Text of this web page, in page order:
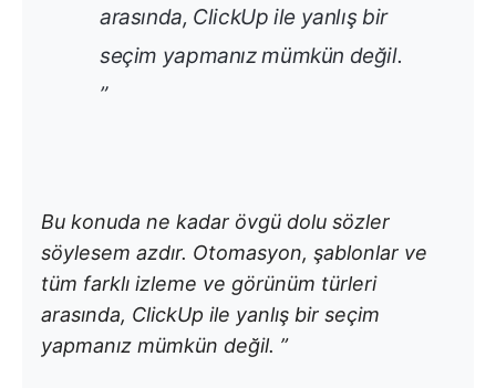
arasında, ClickUp ile yanlış bir
seçim yapmanız mümkün değil.
”
Bu konuda ne kadar övgü dolu sözler
söylesem azdır. Otomasyon, şablonlar ve
tüm farklı izleme ve görünüm türleri
arasında, ClickUp ile yanlış bir seçim
yapmanız mümkün değil. ”